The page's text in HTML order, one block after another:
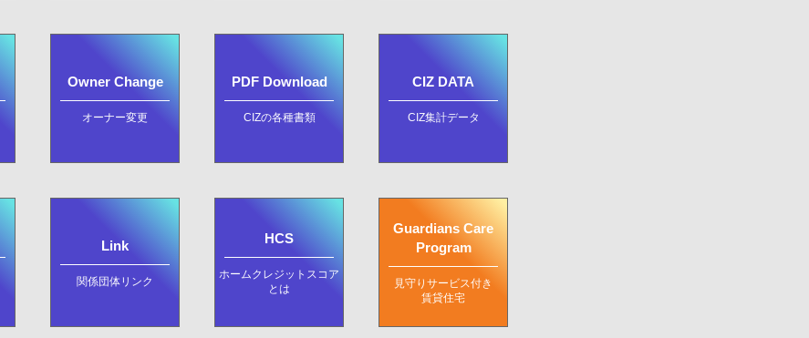
Owner Change
オーナー変更
PDF Download
CIZの各種書類
CIZ DATA
CIZ集計データ
Link
関係団体リンク
HCS
ホームクレジットスコア
とは
Guardians Care
Program
見守りサービス付き
賃貸住宅